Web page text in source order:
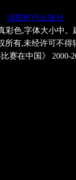
读图时代出版社
彩色,字体大小中
所有,未经许可不
赛在中国》 2000-